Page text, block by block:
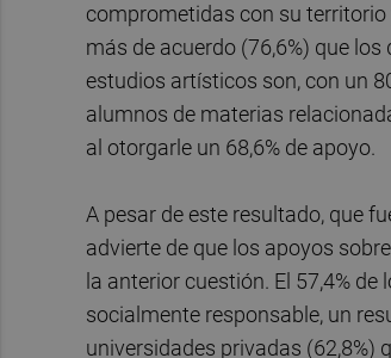
comprometidas con su
más de acuerdo (76,6%) que
estudios artísticos son, con un
alumnos de materias
al otorgarle un 68,6% de apoyo.
A pesar de este resultado, que
advierte de que los apoyos
la anterior cuestión. El 57,4%
socialmente responsable, un
universidades privadas (62,8%)